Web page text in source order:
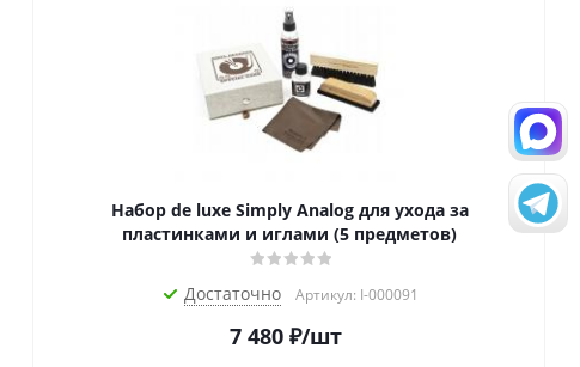
Набор de luxe Simply Analog для ухода за
пластинками и иглами (5 предметов)
Достаточно Артикул: I-000091
7 480₽/шт